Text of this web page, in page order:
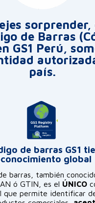
sorprender,
de Barras
GS1 Perú,
país.
de barras GS1
global
barras, también
ó GTIN, es el ÚNICO
que permite identificar